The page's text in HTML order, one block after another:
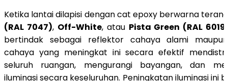
Ketika lantai dilapisi dengan cat epoxy berwarna
(RAL 7047), Off-White, atau Pista Green (RAL
bertindak sebagai reflektor cahaya alami
cahaya yang meningkat ini secara efektif
seluruh ruangan, mengurangi bayangan, dan
iluminasi secara keseluruhan. Peningkatan iluminasi ini